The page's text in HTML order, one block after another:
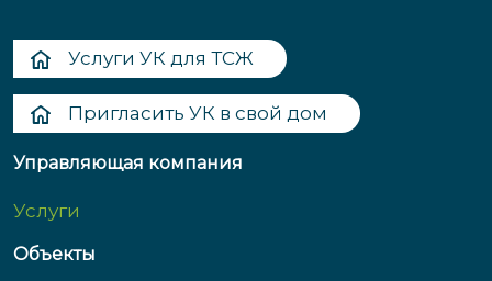
Услуги УК для ТСЖ
Пригласить УК в свой дом
Управляющая компания
Услуги
Объекты